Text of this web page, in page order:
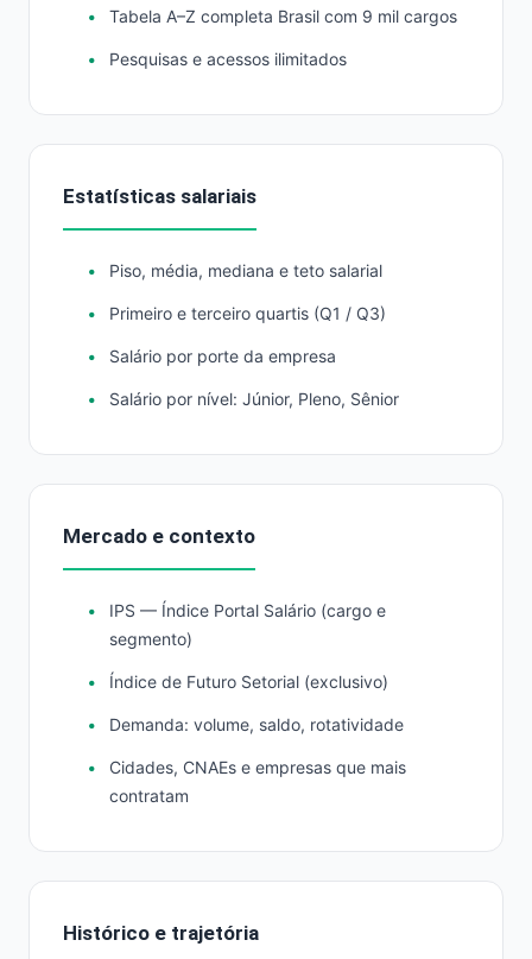
Tabela A–Z completa Brasil com 9 mil cargos
Pesquisas e acessos ilimitados
Estatísticas salariais
Piso, média, mediana e teto salarial
Primeiro e terceiro quartis (Q1 / Q3)
Salário por porte da empresa
Salário por nível: Júnior, Pleno, Sênior
Mercado e contexto
IPS — Índice Portal Salário (cargo e
segmento)
Índice de Futuro Setorial (exclusivo)
Demanda: volume, saldo, rotatividade
Cidades, CNAEs e empresas que mais
contratam
Histórico e trajetória